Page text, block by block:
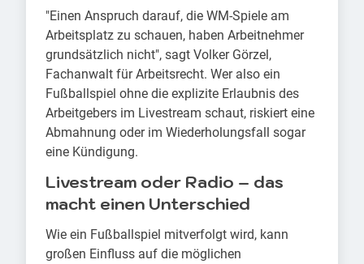
"Einen Anspruch darauf, die WM-Spiele am
Arbeitsplatz zu schauen, haben Arbeitnehmer
grundsätzlich nicht", sagt Volker Görzel,
Fachanwalt für Arbeitsrecht. Wer also ein
Fußballspiel ohne die explizite Erlaubnis des
Arbeitgebers im Livestream schaut, riskiert eine
Abmahnung oder im Wiederholungsfall sogar
eine Kündigung.
Livestream oder Radio – das
macht einen Unterschied
Wie ein Fußballspiel mitverfolgt wird, kann
großen Einfluss auf die möglichen